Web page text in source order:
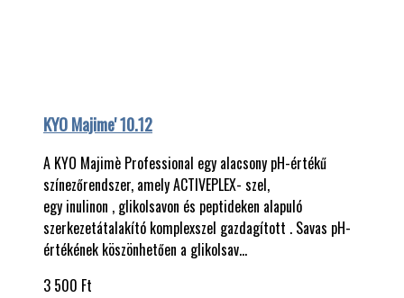
KYO Majime' 10.12
A KYO Majimè Professional egy alacsony pH-értékű
színezőrendszer, amely ACTIVEPLEX- szel,
egy inulinon , glikolsavon és peptideken alapuló
szerkezetátalakító komplexszel gazdagított . Savas pH-
értékének köszönhetően a glikolsav…
3 500 Ft